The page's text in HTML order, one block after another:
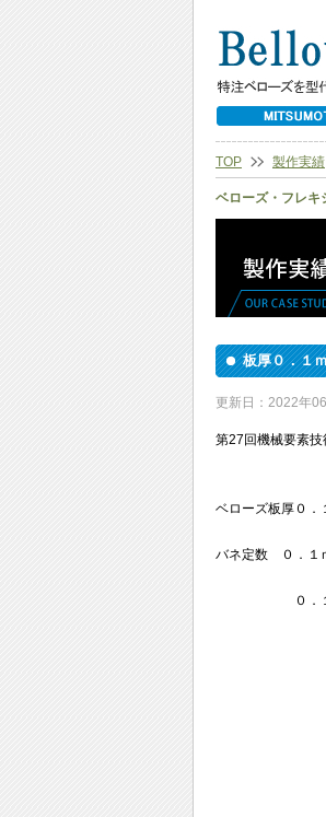
TOP 製作実績
ベローズ・フレキ
板厚０．１
更新日：2022年
第27回機械要素技
ベローズ板厚０
バネ定数 ０．１
０．１ｍｍ